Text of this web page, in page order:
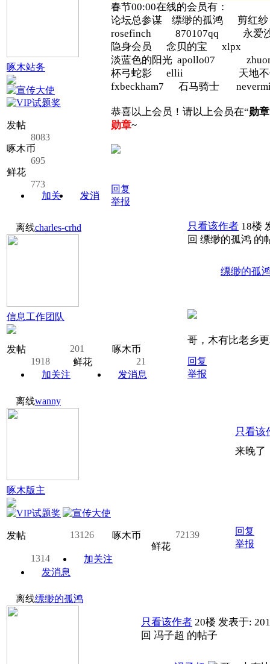
啄木站务
发帖
8083
啄木币
695
鲜花
773
加关
发消
春节00:00在线的会员有：
论坛总参谋 缥缈的孤鸿 剪
rosefinch 870107qq 永爱
隐身会员 念贝的宝 xlpx 深
淡蓝色的阳光 apollo07
杯弓蛇影 ellii 天地不仁
fxbeckham7 石马骑士
恭喜以上会员！请以上会员在“勋章
勋章~
回复
举报
离线charles-crhd
信息工作团队
发帖 201
啄木币
1918
鲜花
21
加关注
发消息
只看该作者 18楼
回 缥缈的孤鸿 的
缥缈的孤
哥，木有比老乡
回复
举报
离线wanny
啄木版主
发帖 13126 啄木币
72139
鲜花
1314
加关注
发消息
只看该
来晚了
回复
举报
离线缥缈的孤鸿
只看该作者 20楼 发表于:
回 冯子超 的帖子